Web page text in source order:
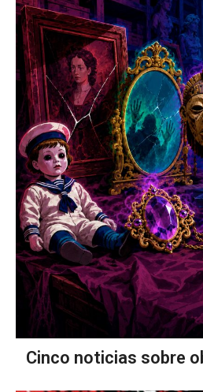
Cinco noticias sobre